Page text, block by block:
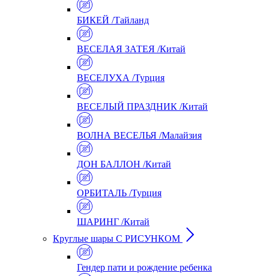
БИКЕЙ /Тайланд
ВЕСЕЛАЯ ЗАТЕЯ /Китай
ВЕСЕЛУХА /Турция
ВЕСЕЛЫЙ ПРАЗДНИК /Китай
ВОЛНА ВЕСЕЛЬЯ /Малайзия
ДОН БАЛЛОН /Китай
ОРБИТАЛЬ /Турция
ШАРИНГ /Китай
Круглые шары С РИСУНКОМ
Гендер пати и рождение ребенка